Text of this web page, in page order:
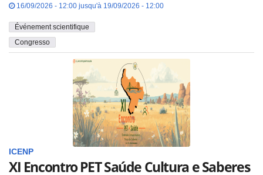
16/09/2026 - 12:00 jusqu'à 19/09/2026 - 12:00
Événement scientifique
Congresso
ICENP
XI Encontro PET Saúde Cultura e Saberes